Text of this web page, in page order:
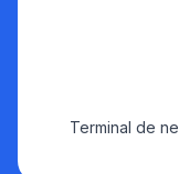
Terminal de